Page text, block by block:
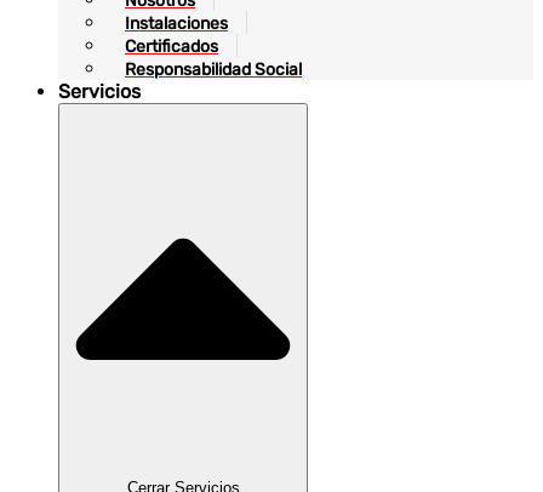
Instalaciones
Certificados
Responsabilidad Social
Servicios
Cerrar Servicios